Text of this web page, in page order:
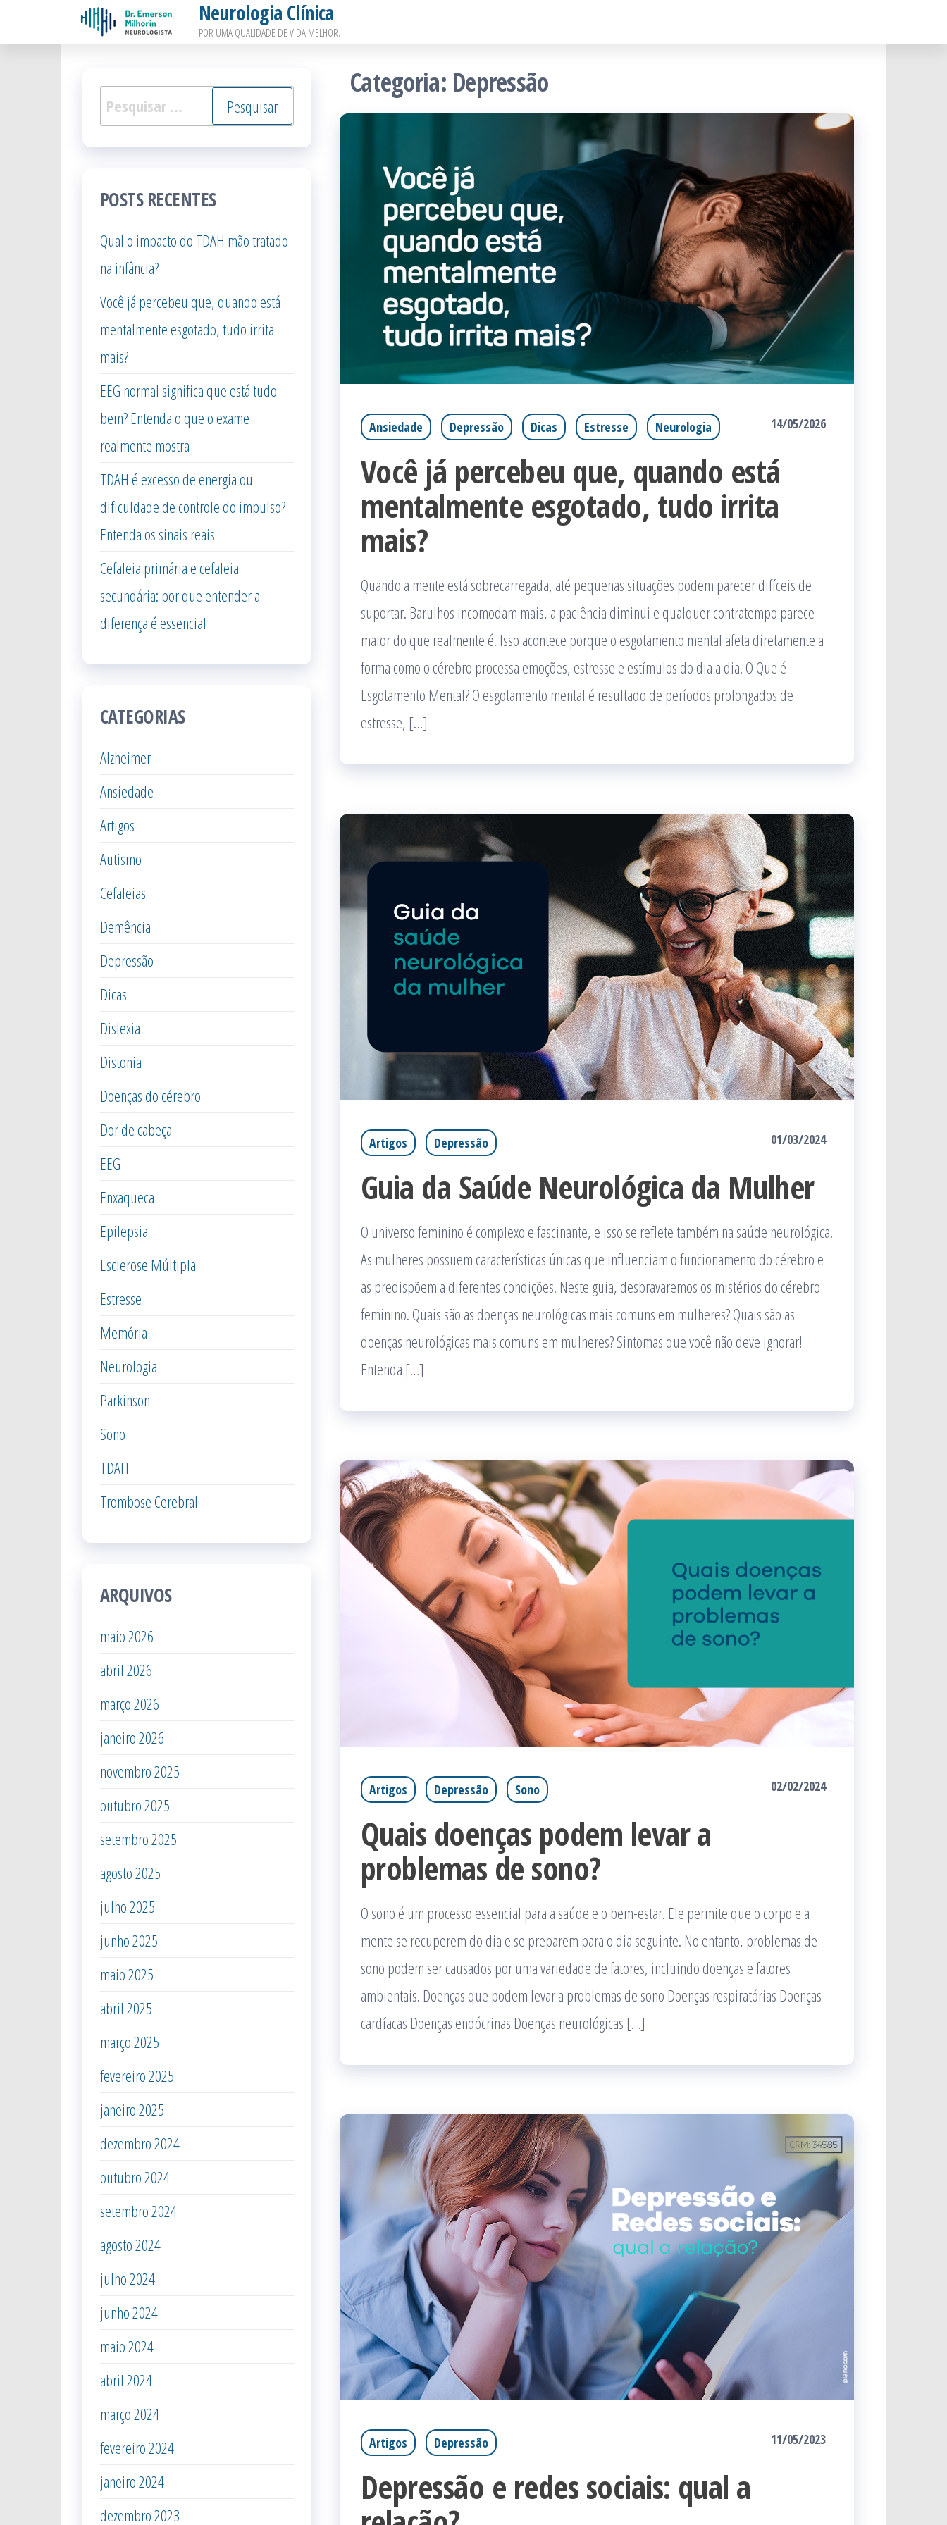
para
Neurologia Clínica
POR UMA QUALIDADE DE VIDA MELHOR.
Categoria: Depressão
Ansiedade Depressão Dicas Estresse Neurologia 14/05/2026
Você já percebeu que, quando está
mentalmente esgotado, tudo irrita
mais?
Quando a mente está sobrecarregada, até pequenas situações podem parecer difíceis de
suportar. Barulhos incomodam mais, a paciência diminui e qualquer contratempo parece
maior do que realmente é. Isso acontece porque o esgotamento mental afeta diretamente a
forma como o cérebro processa emoções, estresse e estímulos do dia a dia. O Que é
Esgotamento Mental? O esgotamento mental é resultado de períodos prolongados de
estresse, […]
Artigos Depressão 01/03/2024
Guia da Saúde Neurológica da Mulher
O universo feminino é complexo e fascinante, e isso se reflete também na saúde neurológica.
As mulheres possuem características únicas que influenciam o funcionamento do cérebro e
as predispõem a diferentes condições. Neste guia, desbravaremos os mistérios do cérebro
feminino. Quais são as doenças neurológicas mais comuns em mulheres? Quais são as
doenças neurológicas mais comuns em mulheres? Sintomas que você não deve ignorar!
Entenda […]
Artigos Depressão Sono 02/02/2024
Quais doenças podem levar a
problemas de sono?
O sono é um processo essencial para a saúde e o bem-estar. Ele permite que o corpo e a
mente se recuperem do dia e se preparem para o dia seguinte. No entanto, problemas de
sono podem ser causados por uma variedade de fatores, incluindo doenças e fatores
ambientais. Doenças que podem levar a problemas de sono Doenças respiratórias Doenças
cardíacas Doenças endócrinas Doenças neurológicas […]
Artigos Depressão 11/05/2023
Depressão e redes sociais: qual a
Pesquisar
por:
POSTS RECENTES
Qual o impacto do TDAH mão tratado
na infância?
Você já percebeu que, quando está
mentalmente esgotado, tudo irrita
mais?
EEG normal significa que está tudo
bem? Entenda o que o exame
realmente mostra
TDAH é excesso de energia ou
dificuldade de controle do impulso?
Entenda os sinais reais
Cefaleia primária e cefaleia
secundária: por que entender a
diferença é essencial
CATEGORIAS
Alzheimer
Ansiedade
Artigos
Autismo
Cefaleias
Demência
Depressão
Dicas
Dislexia
Distonia
Doenças do cérebro
Dor de cabeça
EEG
Enxaqueca
Epilepsia
Esclerose Múltipla
Estresse
Memória
Neurologia
Parkinson
Sono
TDAH
Trombose Cerebral
ARQUIVOS
maio 2026
abril 2026
março 2026
janeiro 2026
novembro 2025
outubro 2025
setembro 2025
agosto 2025
julho 2025
junho 2025
maio 2025
abril 2025
março 2025
fevereiro 2025
janeiro 2025
dezembro 2024
outubro 2024
setembro 2024
agosto 2024
julho 2024
junho 2024
maio 2024
abril 2024
março 2024
fevereiro 2024
janeiro 2024
dezembro 2023